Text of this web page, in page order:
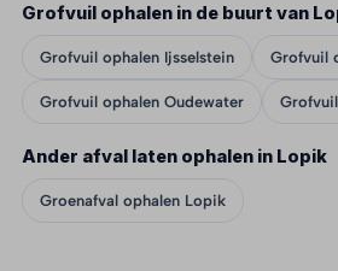
Grofvuil ophalen in de buurt van
Grofvuil ophalen Ijsselstein Grofvuil
Grofvuil ophalen Oudewater
Ander afval laten ophalen in Lopik
Groenafval ophalen Lopik